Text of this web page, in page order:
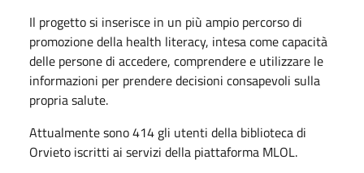
Il progetto si inserisce in un più ampio percorso di
promozione della health literacy, intesa come capacità
delle persone di accedere, comprendere e utilizzare le
informazioni per prendere decisioni consapevoli sulla
propria salute.
Attualmente sono 414 gli utenti della biblioteca di
Orvieto iscritti ai servizi della piattaforma MLOL.